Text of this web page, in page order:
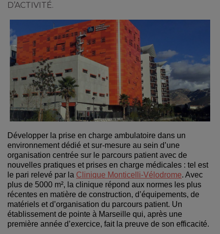
D’ACTIVITÉ.
Développer la prise en charge ambulatoire dans un
environnement dédié et sur-mesure au sein d’une
organisation centrée sur le parcours patient avec de
nouvelles pratiques et prises en charge médicales : tel est
le pari relevé par la Clinique Monticelli-Vélodrome. Avec
plus de 5000 m², la clinique répond aux normes les plus
récentes en matière de construction, d’équipements, de
matériels et d’organisation du parcours patient. Un
établissement de pointe à Marseille qui, après une
première année d’exercice, fait la preuve de son efficacité.